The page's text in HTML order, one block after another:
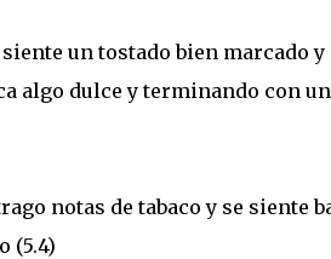
un tostado bien marcado y
algo dulce y terminando con
notas de tabaco y se siente
(5.4)